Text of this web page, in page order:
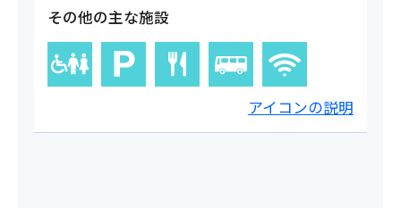
その他の主な施設
アイコンの説明